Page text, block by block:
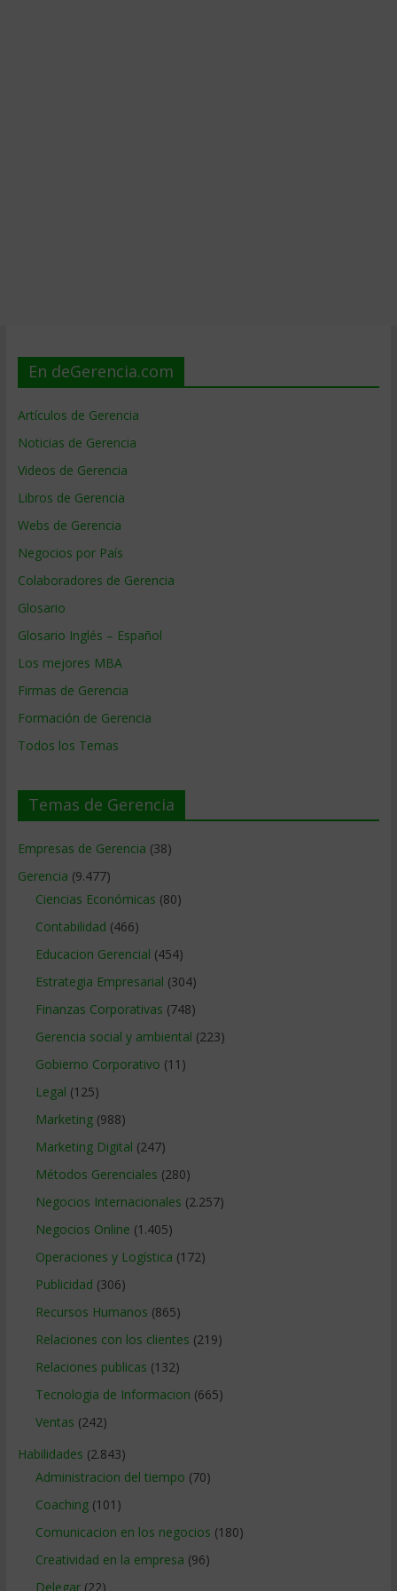
En deGerencia.com
Artículos de Gerencia
Noticias de Gerencia
Videos de Gerencia
Libros de Gerencia
Webs de Gerencia
Negocios por País
Colaboradores de Gerencia
Glosario
Glosario Inglés – Español
Los mejores MBA
Firmas de Gerencia
Formación de Gerencia
Todos los Temas
Temas de Gerencia
Empresas de Gerencia (38)
Gerencia (9.477)
Ciencias Económicas (80)
Contabilidad (466)
Educacion Gerencial (454)
Estrategia Empresarial (304)
Finanzas Corporativas (748)
Gerencia social y ambiental (223)
Gobierno Corporativo (11)
Legal (125)
Marketing(988)
Marketing Digital (247)
Métodos Gerenciales (280)
Negocios Internacionales (2.257)
Negocios Online (1.405)
Operaciones y Logística (172)
Publicidad (306)
Recursos Humanos (865)
Relaciones con los clientes (219)
Relaciones publicas (132)
Tecnologia de Informacion (665)
Ventas (242)
Habilidades (2.843)
Administracion del tiempo (70)
Coaching(101)
Comunicacion en los negocios (180)
Creatividad en la empresa (96)
Delegar(22)